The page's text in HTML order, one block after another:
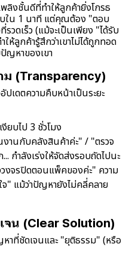
ลิงชั้นดีที่ทำให้ลูกค้ายิ่งโกรธ
ใน 1 นาที แต่คุณต้อง "ตอบ
วดเร็ว (แม้จะเป็นเพียง "ได้รับ
ให้ลูกค้ารู้สึกว่าเขาไม่ได้ถูกทอด
ญหาของเขา
ม (Transparency)
ปเดตความคืบหน้าเป็นระยะ
ยบไป 3 ชั่วโมง
งานกับคลังสินค้าค่ะ" / "ตรวจ
กำลังเร่งให้จัดส่งรอบถัดไปนะ
งจรปิดตอนแพ็คของค่ะ" ความ
ใจ" แม้ว่าปัญหายังไม่คลี่คลาย
น (Clear Solution)
าที่ชัดเจนและ "ยุติธรรม" (หรือ